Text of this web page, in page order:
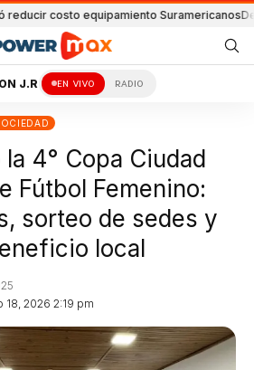
equipamiento SuramericanosDetenido por
J.R EN VIVO RADIO
4° Copa Ciudad
Fútbol Femenino:
sorteo de sedes y
local
18, 2026 2:19 pm